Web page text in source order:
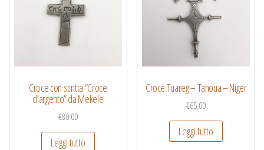
Croce con scritta “Croce
d’argento” da Mekele
€80.00
Leggi tutto
Croce Tuareg – Tahoua – Niger
€65.00
Leggi tutto